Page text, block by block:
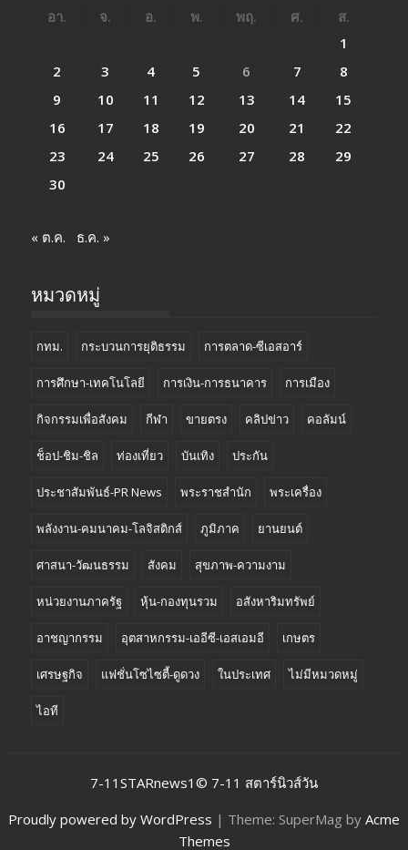
อา. จ. อ. พ. พฤ. ศ.
ส.
1
2
3 4 5 6 7
8
9
10 11 12 13 14
15
16
17 18 19 20 21
22
23
24 25 26 27 28
29
30
« ต.ค. ธ.ค. »
หมวดหมู่
กทม. กระบวนการยุติธรรม การตลาด-ซีเอสอาร์
การศึกษา-เทคโนโลยี การเงิน-การธนาคาร การเมือง
กิจกรรมเพื่อสังคม กีฬา ขายตรง คลิปข่าว คอลัมน์
ช็อป-ชิม-ชิล ท่องเที่ยว บันเทิง ประกัน
ประชาสัมพันธ์-PR News พระราชสำนัก พระเครื่อง
พลังงาน-คมนาคม-โลจิสติกส์ ภูมิภาค ยานยนต์
ศาสนา-วัฒนธรรม สังคม สุขภาพ-ความงาม
หน่วยงานภาครัฐ หุ้น-กองทุนรวม อสังหาริมทรัพย์
อาชญากรรม อุตสาหกรรม-เออีซี-เอสเอมอี เกษตร
เศรษฐกิจ แฟชั่นโซไซตี้-ดูดวง ในประเทศ ไม่มีหมวดหมู่
ไอที
7-11STARnews1© 7-11 สตาร์นิวส์วัน
Proudly powered by WordPress | Theme: SuperMag by Acme
Themes